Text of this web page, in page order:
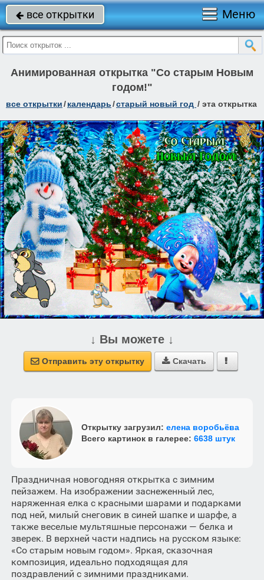
 все открытки Меню
Анимированная открытка "Со старым Новым
годом!"
все открытки/календарь/старый новый год / эта открытка
↓ Вы можете ↓
 Отправить эту открытку  Скачать 
Открытку загрузил: елена воробьёва
Всего картинок в галерее: 6638 штук
Праздничная новогодняя открытка с зимним
пейзажем. На изображении заснеженный лес,
наряженная елка с красными шарами и подарками
под ней, милый снеговик в синей шапке и шарфе, а
также веселые мультяшные персонажи — белка и
зверек. В верхней части надпись на русском языке:
«Со старым новым годом». Яркая, сказочная
композиция, идеально подходящая для
поздравлений с зимними праздниками.